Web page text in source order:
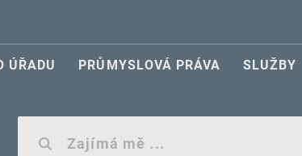
ÚŘADU PRŮMYSLOVÁ PRÁVA SLUŽBY